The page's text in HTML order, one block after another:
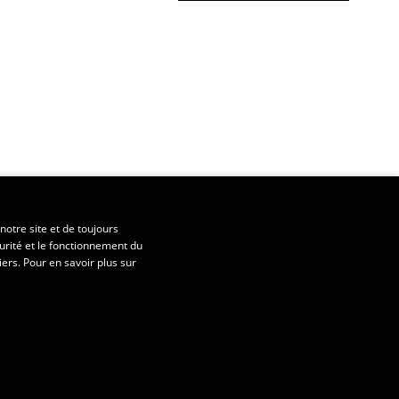
site et de toujours
et le fonctionnement du
Pour en savoir plus sur